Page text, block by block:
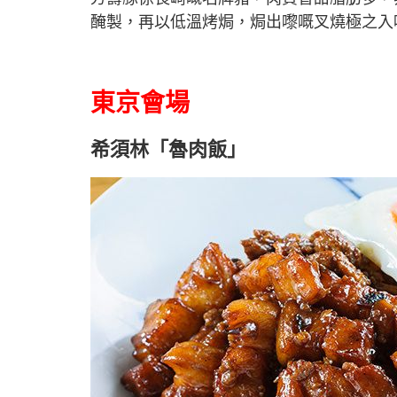
醃製，再以低溫烤焗，焗出嚟嘅叉燒極之
東京會場
希須林「魯肉飯」